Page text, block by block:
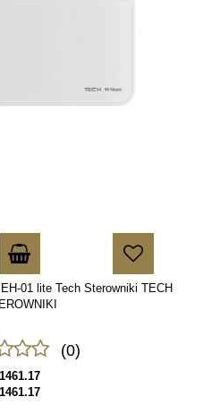
01 lite Tech Sterowniki TECH
(0)
1461.17
1461.17